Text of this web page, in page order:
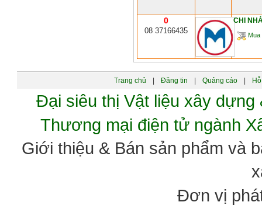
0
08 37166435
CHI
Mua
Trang chủ Đăng tin Quảng cáo
Đại siêu thị Vật liệu xây
Thương mại điện tử ngành
Giới thiệu & Bán sản phẩm và
Đơn vị